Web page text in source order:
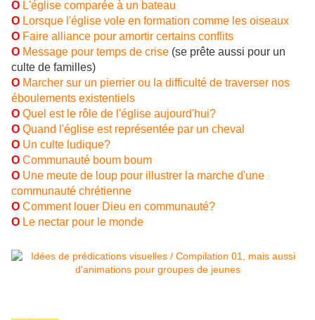
O L'église comparée à un bateau
O Lorsque l'église vole en formation comme les oiseaux
O Faire alliance pour amortir certains conflits
O Message pour temps de crise (se prête aussi pour un
culte de familles)
O Marcher sur un pierrier ou la difficulté de traverser nos
éboulements existentiels
O Quel est le rôle de l'église aujourd'hui?
O Quand l'église est représentée par un cheval
O Un culte ludique?
O Communauté boum boum
O Une meute de loup pour illustrer la marche d'une
communauté chrétienne
O Comment louer Dieu en communauté?
O Le nectar pour le monde